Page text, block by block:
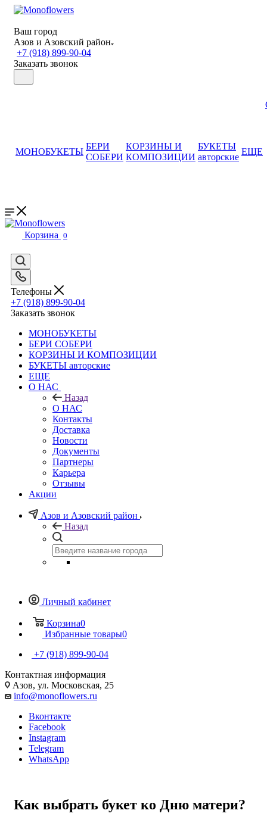
Ваш город
Азов и Азовский район
+7 (918) 899-90-04
Заказать звонок
МОНОБУКЕТЫ
БЕРИ
СОБЕРИ
КОРЗИНЫ И
КОМПОЗИЦИИ
БУКЕТЫ
авторские
ЕЩЕ
Корзина 0
Телефоны
+7 (918) 899-90-04
Заказать звонок
МОНОБУКЕТЫ
БЕРИ СОБЕРИ
КОРЗИНЫ И КОМПОЗИЦИИ
БУКЕТЫ авторские
ЕЩЕ
О НАС
Назад
О НАС
Контакты
Доставка
Новости
Документы
Партнеры
Карьера
Отзывы
Акции
Азов и Азовский район
Назад
Личный кабинет
Корзина0
Избранные товары0
+7 (918) 899-90-04
Контактная информация
Азов, ул. Московская, 25
info@monoflowers.ru
Вконтакте
Facebook
Instagram
Telegram
WhatsApp
Как выбрать букет ко Дню матери?